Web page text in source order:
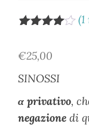
5 su
recensio
(1
€25,00
SINOSSI
α privativo,
negazione di